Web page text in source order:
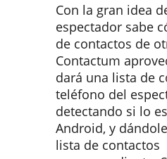
Con la gran idea
espectador sabe
de contactos de
Contactum
dará una lista de
teléfono del
detectando si lo
Android, y
lista de contactos